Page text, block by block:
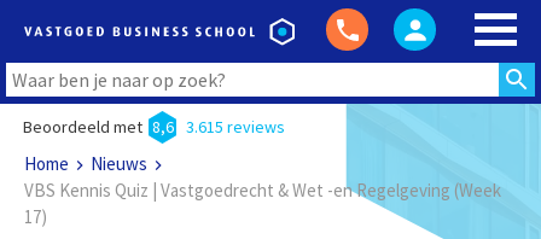
Beoordeeld met 8,6 3.615 reviews
Home
Nieuws
VBS Kennis Quiz | Vastgoedrecht & Wet -en Regelgeving (Week
17)